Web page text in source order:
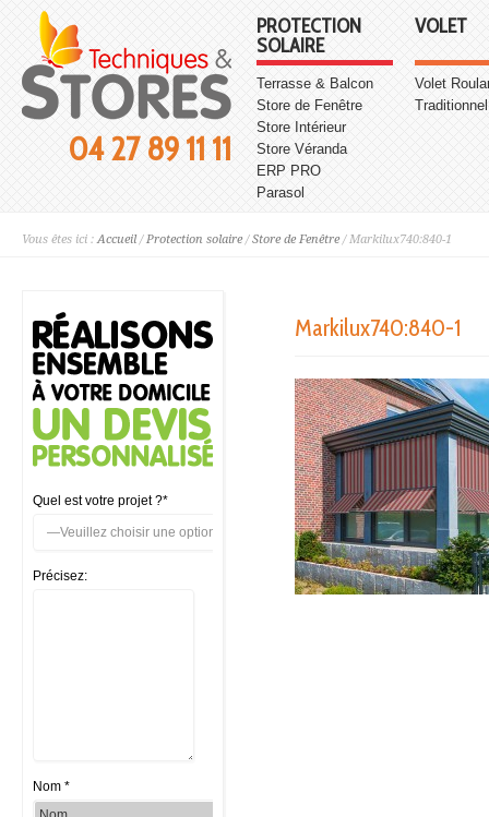
04 27 89 11 11
PROTECTION
SOLAIRE
Terrasse & Balcon
Store de Fenêtre
Store Intérieur
Store Véranda
ERP PRO
Parasol
VOLET
Volet
Traditionnel
Vous êtes ici :Accueil /Protection solaire /Store de Fenêtre / Markilux740:840-1
Markilux740:840-1
Quel est votre projet ?*
Précisez:
Nom *